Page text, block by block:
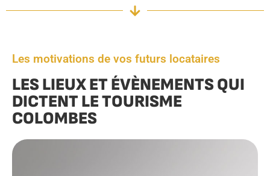
Les motivations de vos futurs locataires
LES LIEUX ET ÉVÈNEMENTS QUI
DICTENT LE TOURISME
COLOMBES